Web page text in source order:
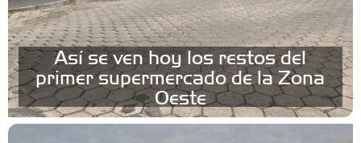
Así se ven hoy los restos del
primer supermercado de la Zona
Oeste